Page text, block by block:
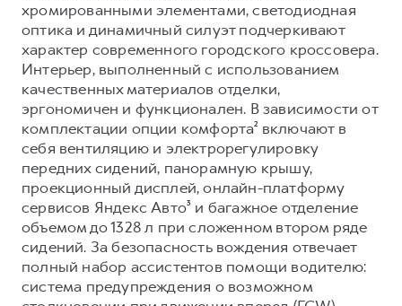
Автомобильные аксессуары
Коллекция CITY
Коллекция Базовая
Коллекция Детская
Коллекция Базовая
Коллекция Детская
хромированными элементами, светодиодная
оптика и динамичный силуэт подчеркивают
характер современного городского кроссовера.
Интерьер, выполненный с использованием
качественных материалов отделки,
эргономичен и функционален. В зависимости от
комплектации опции комфорта² включают в
себя вентиляцию и электрорегулировку
передних сидений, панорамную крышу,
проекционный дисплей, онлайн-платформу
сервисов Яндекс Авто³ и багажное отделение
объемом до 1328 л при сложенном втором ряде
сидений. За безопасность вождения отвечает
полный набор ассистентов помощи водителю:
система предупреждения о возможном